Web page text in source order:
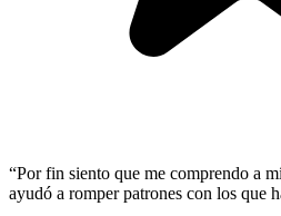
“Por fin siento que me comprendo a
ayudó a romper patrones con los que